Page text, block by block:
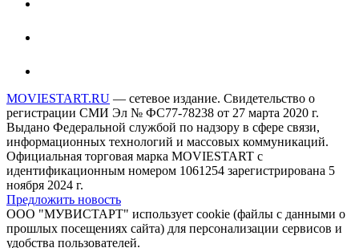
MOVIESTART.RU — сетевое издание. Свидетельство о
регистрации СМИ Эл № ФС77-78238 от 27 марта 2020 г.
Выдано Федеральной службой по надзору в сфере связи,
информационных технологий и массовых коммуникаций.
Официальная торговая марка MOVIESTART с
идентификационным номером 1061254 зарегистрирована 5
ноября 2024 г.
Предложить новость
ООО "МУВИСТАРТ" использует cookie (файлы с данными о
прошлых посещениях сайта) для персонализации сервисов и
удобства пользователей.